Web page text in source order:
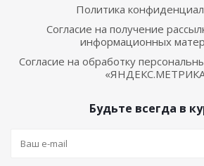
Политика
Согласие на получение
информационных
Согласие на обработку
Будьте всегда в